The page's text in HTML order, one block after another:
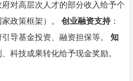
府对高层次人才的部分收入给予个
政策框架）。 创业融资支持：
导基金投资、融资担保等。 知
、科技成果转化给予现金奖励。